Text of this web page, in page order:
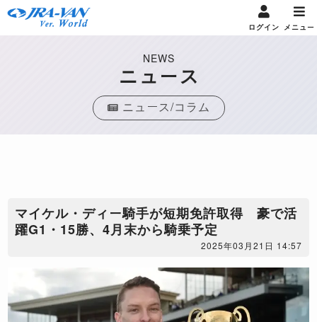
ログイン メニュー
NEWS
ニュース
ニュース/コラム
マイケル・ディー騎手が短期免許取得 豪で活
躍G1・15勝、4月末から騎乗予定
2025年03月21日 14:57